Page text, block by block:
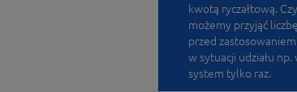
kwotą ryczałtową.
możemy przyjąć
przed
w sytuacji udziału
system tylko raz.